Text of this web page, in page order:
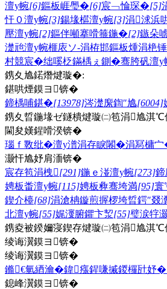
澶у帵[6]鏂板崕璺�[6]宸﹁惀琛�[5]
忓０澶у帵[3]鍚堟櫙澶у帵[3]涓浗浜
壓澶у帵[2]鏂伴噸搴嗗箍鍦�[2]鏃朵
濋兘澶у帵榧庡ソ-涓栫邯鏂板煄涓栬
村競宸�绌嗘柉鏋楀ぇ鍘�骞胯矾澶у
鎸夊尯鍩熸煡璇�:
鍖哄煙鏌ヨ锛�
鍗楀哺鍖�[13978]涔濋緳鍧″尯[6004]
鎸夊晢鍦堟ゼ鐩樻煡璇㈡笣涓尯淇℃
閫夋嫨鍟嗗湀锛�
瑙ｆ斁纰�澶у潽涓存睙闂�涓冩槦
灏忓尯妤肩洏锛�
宸存笣涓栧[291]鍦ｅ湴澶у帵[273]鍗
娉板畨澶у帵[115]娉板彜骞垮満[95]寰
鍥介檯[68]涓滄柟鏇煎搱椤垮晢鍔″叕
北澶у帵[55]娓濅腑鑺卞洯[55]璧涙牸
鎸夌被鍨嬭寖鍥存煡璇㈡笣涓尯淇℃
绫诲瀷鏌ヨ锛�
绫诲瀷鏌ヨ锛�
鏅€氫綇瀹�鍏瘬鍟嗛摵鍐欏瓧妤�
鎴峰瀷鏌ヨ锛�